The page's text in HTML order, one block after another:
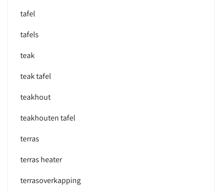
tafel
tafels
teak
teak tafel
teakhout
teakhouten tafel
terras
terras heater
terrasoverkapping